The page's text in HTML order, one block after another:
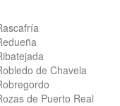
de Chavela
de Puerto Real